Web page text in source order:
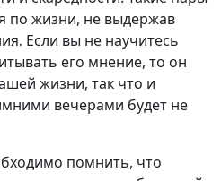
по жизни, не выдержав
Если вы не научитесь
его мнение, то он
жизни, так что и
вечерами будет не
помнить, что